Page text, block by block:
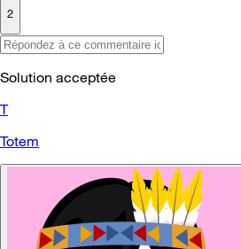
2
Solution acceptée
T
Totem